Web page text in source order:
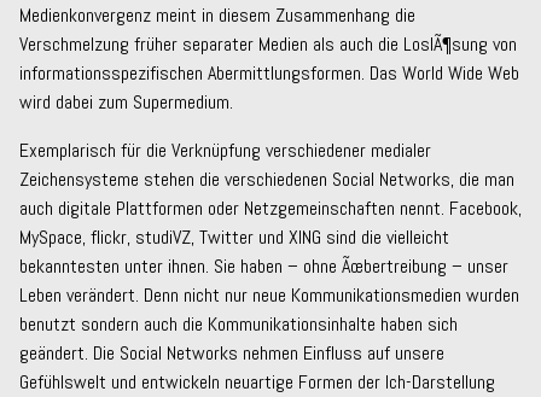
Medienkonvergenz meint in diesem Zusammenhang die
Verschmelzung früher separater Medien als auch die LoslÃ¶sung von
informationsspezifischen Abermittlungsformen. Das World Wide Web
wird dabei zum Supermedium.
Exemplarisch für die Verknüpfung verschiedener medialer
Zeichensysteme stehen die verschiedenen Social Networks, die man
auch digitale Plattformen oder Netzgemeinschaften nennt. Facebook,
MySpace, flickr, studiVZ, Twitter und XING sind die vielleicht
bekanntesten unter ihnen. Sie haben – ohne Ãœbertreibung – unser
Leben verändert. Denn nicht nur neue Kommunikationsmedien wurden
benutzt sondern auch die Kommunikationsinhalte haben sich
geändert. Die Social Networks nehmen Einfluss auf unsere
Gefühlswelt und entwickeln neuartige Formen der Ich-Darstellung